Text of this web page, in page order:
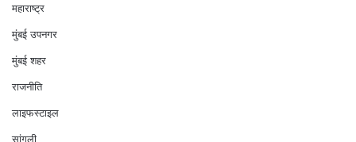
महाराष्ट्र
मुंबई उपनगर
मुंबई शहर
राजनीति
लाइफस्टाइल
सांगली